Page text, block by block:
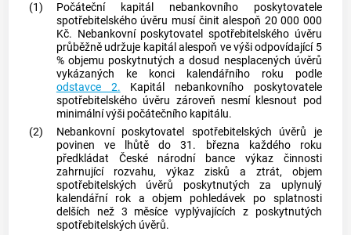
(1) Počáteční kapitál nebankovního poskytovatele
spotřebitelského úvěru musí činit alespoň 20 000 000
Kč. Nebankovní poskytovatel spotřebitelského úvěru
průběžně udržuje kapitál alespoň ve výši odpovídající 5
% objemu poskytnutých a dosud nesplacených úvěrů
vykázaných ke konci kalendářního roku podle
odstavce 2.
Kapitál nebankovního poskytovatele
spotřebitelského úvěru zároveň nesmí klesnout pod
minimální výši počátečního kapitálu.
(2)
Nebankovní poskytovatel spotřebitelských úvěrů je
povinen ve lhůtě do 31. března každého roku
předkládat České národní
bance výkaz činnosti
zahrnující rozvahu, výkaz zisků a ztrát, objem
spotřebitelských úvěrů poskytnutých za uplynulý
kalendářní rok a objem pohledávek po splatnosti
delších než 3 měsíce vyplývajících z poskytnutých
spotřebitelských úvěrů.